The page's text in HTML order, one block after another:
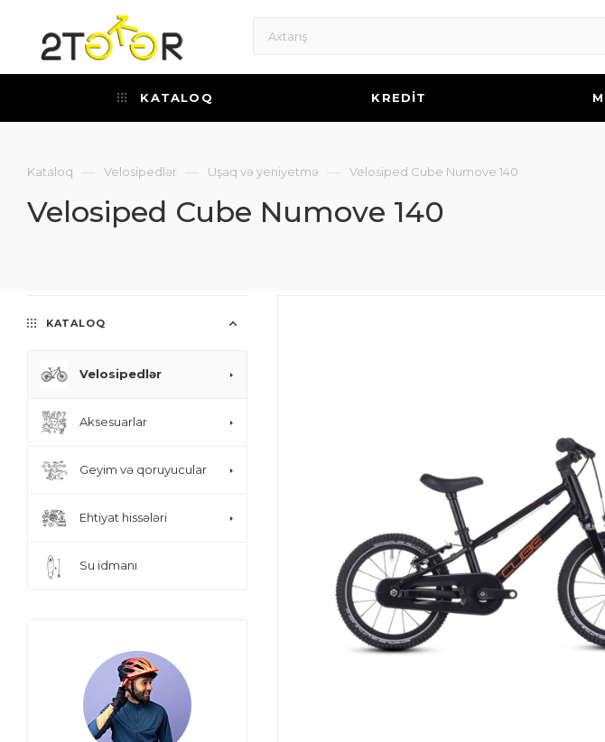
KATALOQ KREDİT
Kataloq — Velosipedlər — Uşaq və yeniyetmə — Velosiped Cube Numove 140
Velosiped Cube Numove 140
KATALOQ
Velosipedlər
Aksesuarlar
Geyim və qoruyucular
Ehtiyat hissələri
Su idmanı